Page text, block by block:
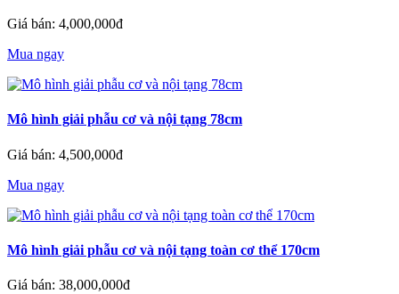
Giá bán: 4,000,000đ
Mua ngay
Mô hình giải phẫu cơ và nội tạng 78cm
Giá bán: 4,500,000đ
Mua ngay
Mô hình giải phẫu cơ và nội tạng toàn cơ thể 170cm
Giá bán: 38,000,000đ